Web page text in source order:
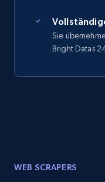
Sie
Bright Datas
WEB SCRAPERS